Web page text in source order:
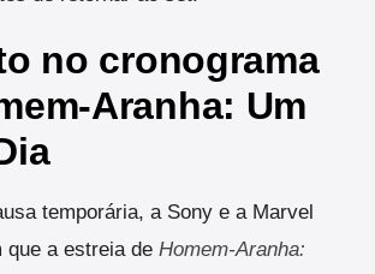
no cronograma
Aranha: Um
temporária, a Sony e a Marvel
que a estreia de Homem-Aranha: